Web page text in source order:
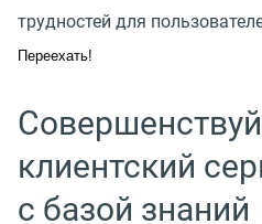
трудностей для
Переехать!
клиентский
с базой знаний